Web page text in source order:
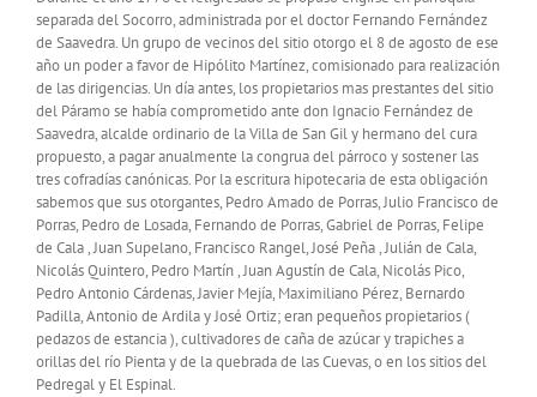
separada del Socorro, administrada por el doctor Fernando Fernández
de Saavedra. Un grupo de vecinos del sitio otorgo el 8 de agosto de ese
año un poder a favor de Hipólito Martínez, comisionado para realización
de las dirigencias. Un día antes, los propietarios mas prestantes del sitio
del Páramo se había comprometido ante don Ignacio Fernández de
Saavedra, alcalde ordinario de la Villa de San Gil y hermano del cura
propuesto, a pagar anualmente la congrua del párroco y sostener las
tres cofradías canónicas. Por la escritura hipotecaria de esta obligación
sabemos que sus otorgantes, Pedro Amado de Porras, Julio Francisco de
Porras, Pedro de Losada, Fernando de Porras, Gabriel de Porras, Felipe
de Cala , Juan Supelano, Francisco Rangel, José Peña , Julián de Cala,
Nicolás Quintero, Pedro Martín , Juan Agustín de Cala, Nicolás Pico,
Pedro Antonio Cárdenas, Javier Mejía, Maximiliano Pérez, Bernardo
Padilla, Antonio de Ardila y José Ortiz; eran pequeños propietarios (
pedazos de estancia ), cultivadores de caña de azúcar y trapiches a
orillas del río Pienta y de la quebrada de las Cuevas, o en los sitios del
Pedregal y El Espinal.